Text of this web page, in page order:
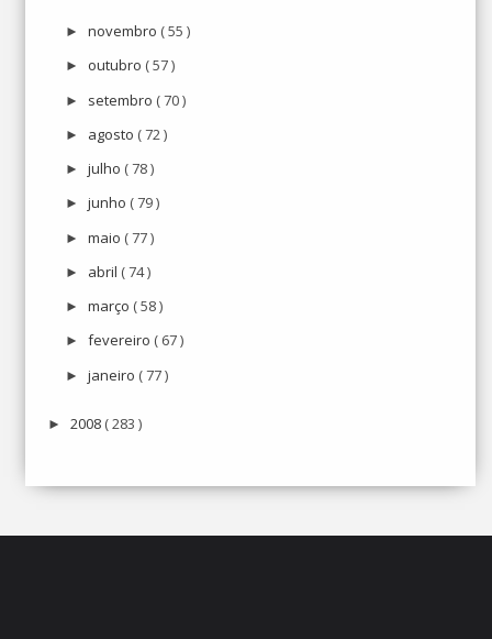
► novembro ( 55 )
► outubro ( 57 )
► setembro ( 70 )
► agosto ( 72 )
► julho ( 78 )
► junho ( 79 )
► maio ( 77 )
► abril ( 74 )
► março ( 58 )
► fevereiro ( 67 )
► janeiro ( 77 )
► 2008 ( 283 )